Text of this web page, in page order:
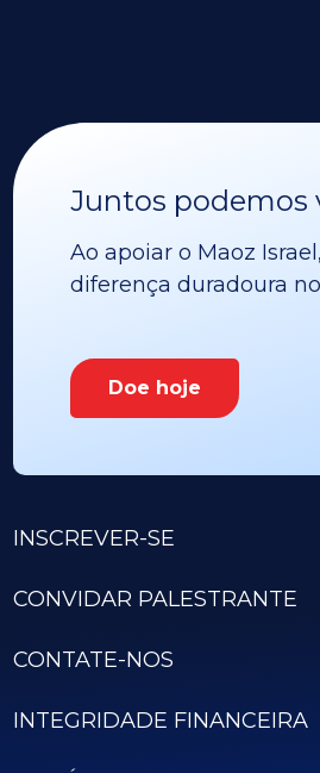
Juntos podemos
Ao apoiar o Maoz
diferença duradoura
Doe hoje
INSCREVER-SE
CONVIDAR PALESTRANTE
CONTATE-NOS
INTEGRIDADE FINANCEIRA